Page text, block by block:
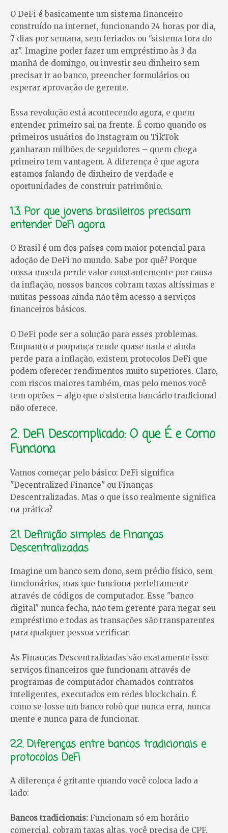
O DeFi é basicamente um sistema financeiro
construído na internet, funcionando 24 horas por dia,
7 dias por semana, sem feriados ou "sistema fora do
ar". Imagine poder fazer um empréstimo às 3 da
manhã de domingo, ou investir seu dinheiro sem
precisar ir ao banco, preencher formulários ou
esperar aprovação de gerente.
Essa revolução está acontecendo agora, e quem
entender primeiro sai na frente. É como quando os
primeiros usuários do Instagram ou TikTok
ganharam milhões de seguidores – quem chega
primeiro tem vantagem. A diferença é que agora
estamos falando de dinheiro de verdade e
oportunidades de construir patrimônio.
1.3. Por que jovens brasileiros precisam
entender DeFi agora
O Brasil é um dos países com maior potencial para
adoção de DeFi no mundo. Sabe por quê? Porque
nossa moeda perde valor constantemente por causa
da inflação, nossos bancos cobram taxas altíssimas e
muitas pessoas ainda não têm acesso a serviços
financeiros básicos.
O DeFi pode ser a solução para esses problemas.
Enquanto a poupança rende quase nada e ainda
perde para a inflação, existem protocolos DeFi que
podem oferecer rendimentos muito superiores. Claro,
com riscos maiores também, mas pelo menos você
tem opções – algo que o sistema bancário tradicional
não oferece.
2. DeFi Descomplicado: O que É e Como
Funciona
Vamos começar pelo básico: DeFi significa
"Decentralized Finance" ou Finanças
Descentralizadas. Mas o que isso realmente significa
na prática?
2.1. Definição simples de Finanças
Descentralizadas
Imagine um banco sem dono, sem prédio físico, sem
funcionários, mas que funciona perfeitamente
através de códigos de computador. Esse "banco
digital" nunca fecha, não tem gerente para negar seu
empréstimo e todas as transações são transparentes
para qualquer pessoa verificar.
As Finanças Descentralizadas são exatamente isso:
serviços financeiros que funcionam através de
programas de computador chamados contratos
inteligentes, executados em redes blockchain. É
como se fosse um banco robô que nunca erra, nunca
mente e nunca para de funcionar.
2.2. Diferenças entre bancos tradicionais e
protocolos DeFi
A diferença é gritante quando você coloca lado a
lado:
Bancos tradicionais: Funcionam só em horário
comercial, cobram taxas altas, você precisa de CPF,